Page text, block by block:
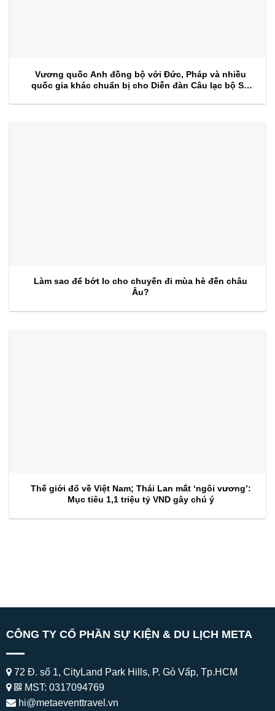
Vương quốc Anh đồng bộ với Đức, Pháp và nhiều
quốc gia khác chuẩn bị cho Diễn đàn Câu lạc bộ Sự
Làm sao để bớt lo cho chuyến đi mùa hè đến châu
Âu?
Thế giới đổ về Việt Nam; Thái Lan mất ‘ngôi vương’:
Mục tiêu 1,1 triệu tỷ VND gây chú ý
CÔNG TY CỔ PHẦN SỰ KIỆN & DU LỊCH META
72 Đ. số 1, CityLand Park Hills, P. Gò Vấp, Tp.HCM
MST: 0317094769
hi@metaeventtravel.vn